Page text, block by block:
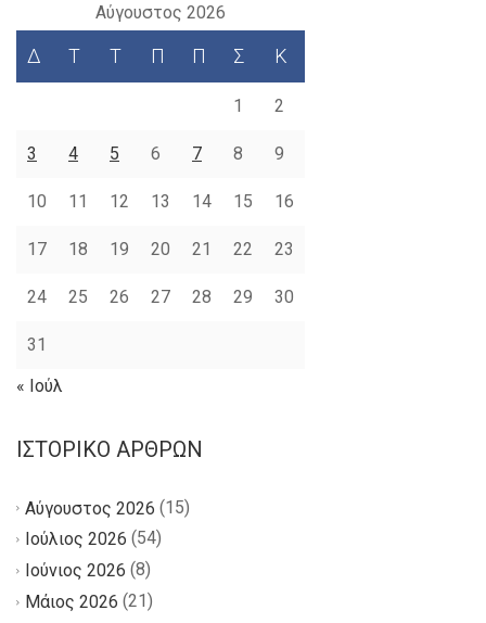
Αύγουστος 2026
Δ Τ Τ Π Π Σ Κ
1 2
3 4 5 6 7 8 9
10 11 12 13 14 15 16
17 18 19 20 21 22 23
24 25 26 27 28 29 30
31
« Ιούλ
ΙΣΤΟΡΙΚΌ ΆΡΘΡΩΝ
Αύγουστος 2026 (15)
Ιούλιος 2026 (54)
Ιούνιος 2026 (8)
Μάιος 2026 (21)